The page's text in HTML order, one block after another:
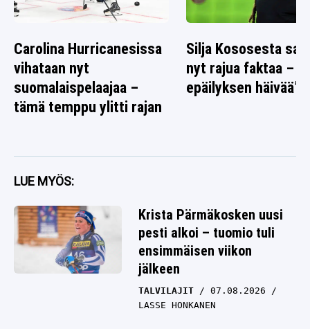
Carolina Hurricanesissa
vihataan nyt
suomalaispelaajaa –
tämä temppu ylitti rajan
Silja Kososesta
nyt rajua faktaa –
epäilyksen häivää”
LUE MYÖS:
Krista Pärmäkosken uusi
pesti alkoi – tuomio tuli
ensimmäisen viikon
jälkeen
TALVILAJIT
07.08.2026
LASSE HONKANEN